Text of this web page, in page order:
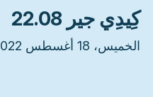
كِيدِي جير 22.08
الخميس، 18 أغسطس 2022 |